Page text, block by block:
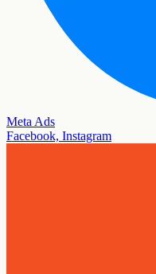
Meta Ads
Facebook, Instagram